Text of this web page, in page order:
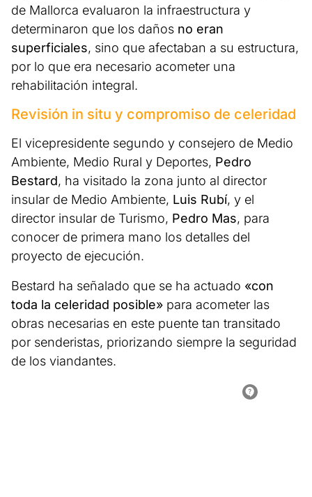
de Mallorca evaluaron la infraestructura y
determinaron que los daños no eran
superficiales, sino que afectaban a su estructura,
por lo que era necesario acometer una
rehabilitación integral.
Revisión in situ y compromiso de celeridad
El vicepresidente segundo y consejero de Medio
Ambiente, Medio Rural y Deportes, Pedro
Bestard, ha visitado la zona junto al director
insular de Medio Ambiente, Luis Rubí, y el
director insular de Turismo, Pedro Mas, para
conocer de primera mano los detalles del
proyecto de ejecución.
Bestard ha señalado que se ha actuado «con
toda la celeridad posible» para acometer las
obras necesarias en este puente tan transitado
por senderistas, priorizando siempre la seguridad
de los viandantes.